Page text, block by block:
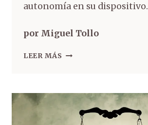
autonomía en su dispositivo.
por Miguel Tollo
LEER MÁS